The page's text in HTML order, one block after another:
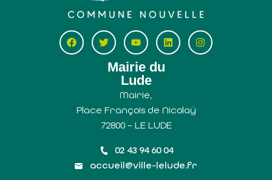
Mairie du
Lude
Mairie,
Place François de Nicolaÿ
72800 – LE LUDE
02 43 94 60 04
accueil@ville-lelude.fr